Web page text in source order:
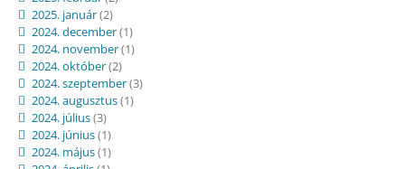
2025. január(2)
2024. december(1)
2024. november(1)
2024. október(2)
2024. szeptember(3)
2024. augusztus(1)
2024. július(3)
2024. június(1)
2024. május(1)